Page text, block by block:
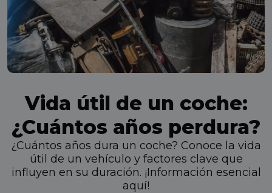
Vida útil de un coche:
¿Cuántos años perdura?
¿Cuántos años dura un coche? Conoce la vida
útil de un vehículo y factores clave que
influyen en su duración. ¡Información esencial
aquí!